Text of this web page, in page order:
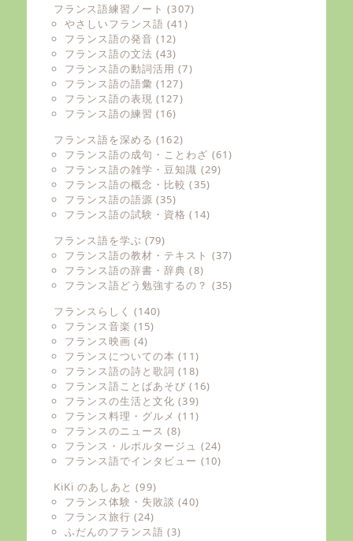
フランス語練習ノート (307)
やさしいフランス語 (41)
フランス語の発音 (12)
フランス語の文法 (43)
フランス語の動詞活用 (7)
フランス語の語彙 (127)
フランス語の表現 (127)
フランス語の練習 (16)
フランス語を深める (162)
フランス語の成句・ことわざ (61)
フランス語の雑学・豆知識 (29)
フランス語の概念・比較 (35)
フランス語の語源 (35)
フランス語の試験・資格 (14)
フランス語を学ぶ (79)
フランス語の教材・テキスト (37)
フランス語の辞書・辞典 (8)
フランス語どう勉強するの？ (35)
フランスらしく (140)
フランス音楽 (15)
フランス映画 (4)
フランスについての本 (11)
フランス語の詩と歌詞 (18)
フランス語ことばあそび (16)
フランスの生活と文化 (39)
フランス料理・グルメ (11)
フランスのニュース (8)
フランス・ルポルタージュ (24)
フランス語でインタビュー (10)
KiKi のあしあと (99)
フランス体験・失敗談 (40)
フランス旅行 (24)
ふだんのフランス語 (3)